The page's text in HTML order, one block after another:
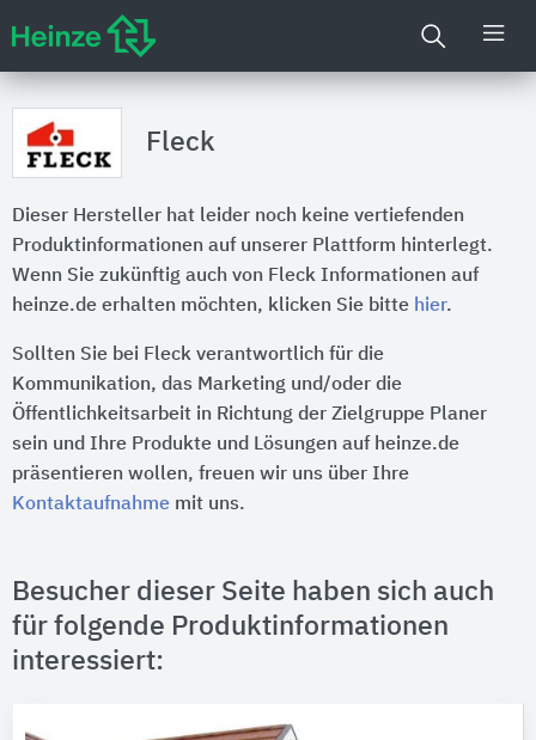
Fleck
Dieser Hersteller hat leider noch keine vertiefenden
Produktinformationen auf unserer Plattform hinterlegt.
Wenn Sie zukünftig auch von Fleck Informationen auf
heinze.de erhalten möchten, klicken Sie bitte hier.
Sollten Sie bei Fleck verantwortlich für die
Kommunikation, das Marketing und/oder die
Öffentlichkeitsarbeit in Richtung der Zielgruppe Planer
sein und Ihre Produkte und Lösungen auf heinze.de
präsentieren wollen, freuen wir uns über Ihre
Kontaktaufnahme mit uns.
Besucher dieser Seite haben sich auch
für folgende Produktinformationen
interessiert: